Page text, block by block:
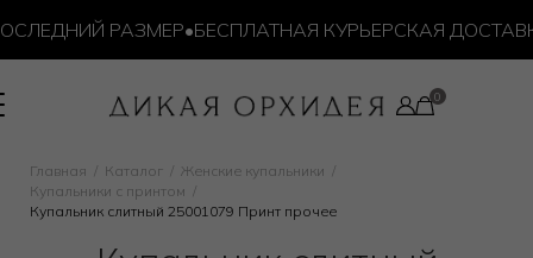
РАЗМЕР•БЕСПЛАТНАЯ КУРЬЕРСКАЯ ДОСТАВКА
Главная Каталог
Женские купальники
Купальники с принтом
Купальник слитный 25001079 Принт прочее